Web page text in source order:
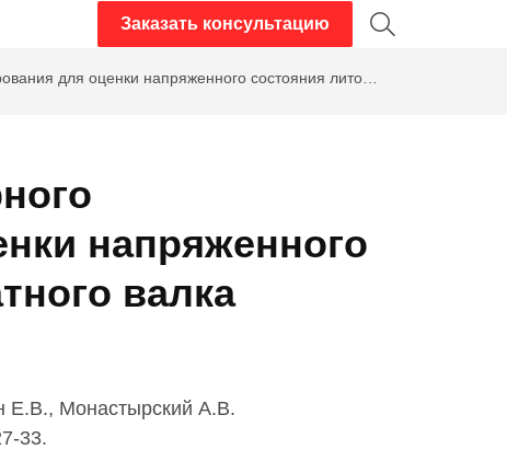
Заказать консультацию
для оценки напряженного состояния литого
напряженного
валка
Е.В., Монастырский А.В.
33.